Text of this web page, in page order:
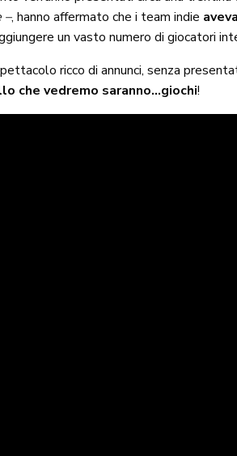
–, hanno affermato che i team indie
un vasto numero di giocatori
ricco di annunci, senza
che vedremo saranno…giochi!